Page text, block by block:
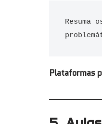
Plataformas